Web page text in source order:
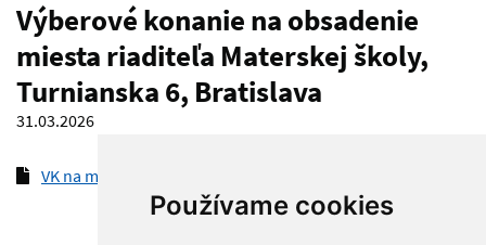
Používame cookies
Výberové konanie na obsadenie
miesta riaditeľa Materskej školy,
Turnianska 6, Bratislava
31.03.2026
VK na miesto riaditeľa MŠ Turnianska 6